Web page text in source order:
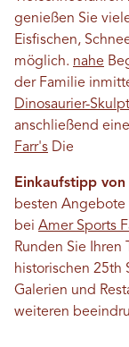
genießen Sie
Eisfischen,
möglich. nahe
der Familie
Dinosaurier-
anschließend
Farr's Die
Einkaufstipp von
besten Angebote
bei Amer Sports
Runden Sie
historischen 25th
Galerien und
weiteren